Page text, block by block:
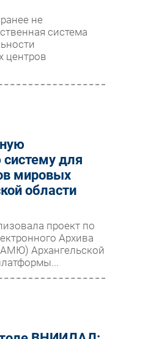
не
система
центров
для
мировых
области
проект по
Архива
Архангельской